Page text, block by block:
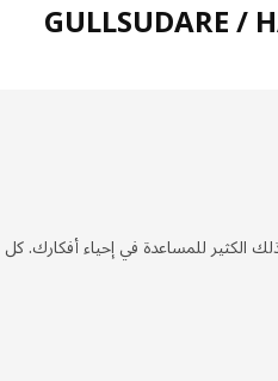
للمساعدة في إحياء أفكارك. كل